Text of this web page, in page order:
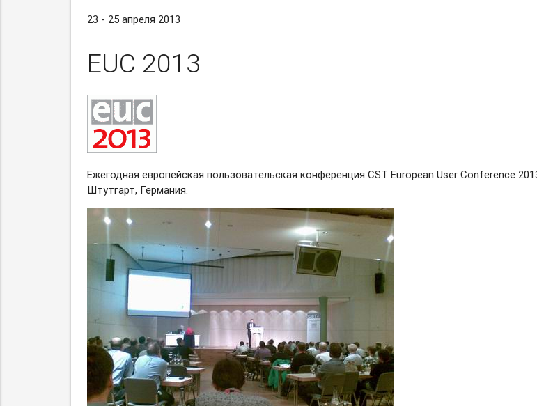
23 - 25 апреля 2013
EUC 2013
Ежегодная европейская пользовательская конференция CST European User Conference
Штутгарт, Германия.